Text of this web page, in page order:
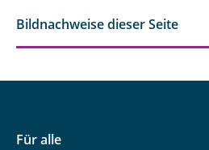
Bildnachweise dieser Seite
Für alle